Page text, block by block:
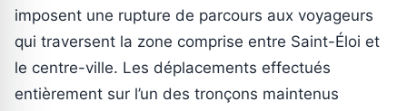
imposent une rupture de parcours aux voyageurs
qui traversent la zone comprise entre Saint-Éloi et
le centre-ville. Les déplacements effectués
entièrement sur l’un des tronçons maintenus